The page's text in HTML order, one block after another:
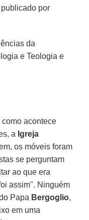
publicado por
da
e Teologia e
como acontece
a Igreja
os móveis foram
se perguntam
ao que era
assim". Ninguém
Papa Bergoglio,
em uma